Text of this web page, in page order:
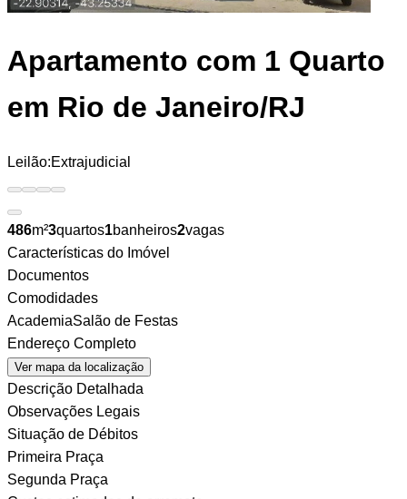
Apartamento com 1 Quarto
em Rio de Janeiro/RJ
Leilão:Extrajudicial
486m²3quartos1banheiros2vagas
Características do Imóvel
Documentos
Comodidades
AcademiaSalão de Festas
Endereço Completo
Ver mapa da localização
Descrição Detalhada
Observações Legais
Situação de Débitos
Primeira Praça
Segunda Praça